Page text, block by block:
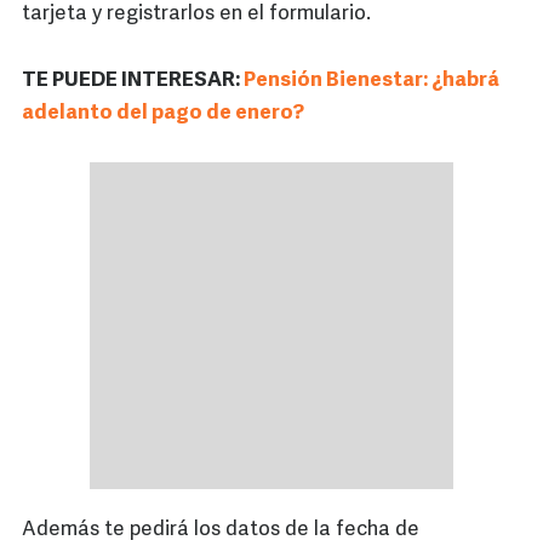
tarjeta y registrarlos en el formulario.
TE PUEDE INTERESAR: Pensión Bienestar: ¿habrá
adelanto del pago de enero?
Además te pedirá los datos de la fecha de